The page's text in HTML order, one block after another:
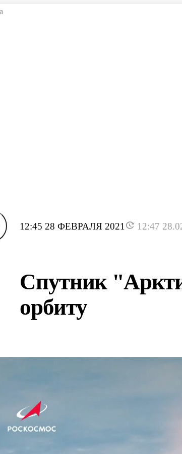
12:45 28 ФЕВРАЛЯ 2021 12:47
Спутник
орбиту